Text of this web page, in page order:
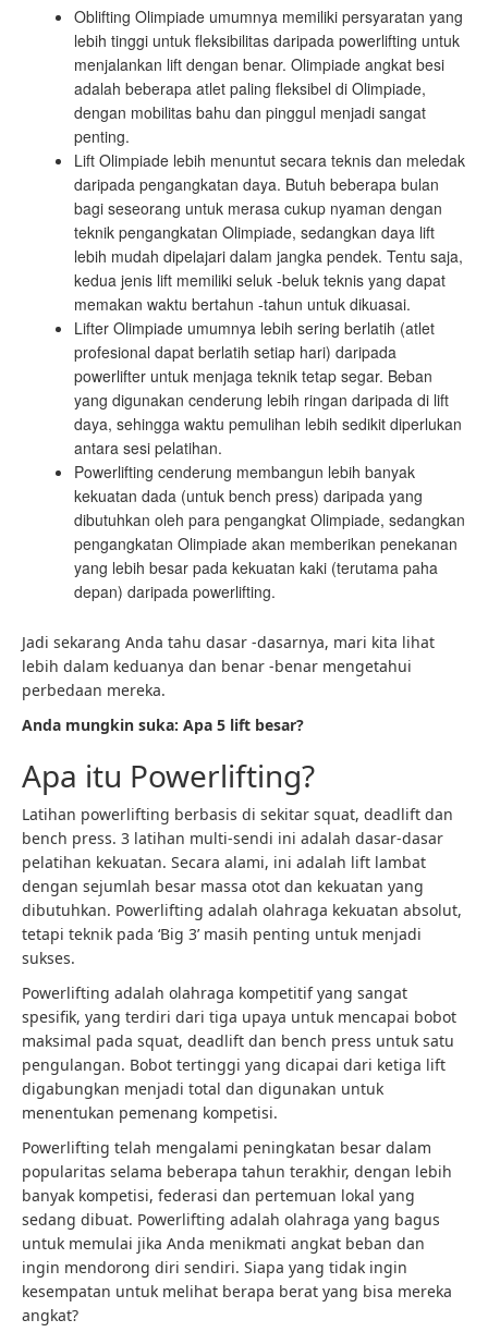
Oblifting Olimpiade umumnya memiliki persyaratan yang
lebih tinggi untuk fleksibilitas daripada powerlifting untuk
menjalankan lift dengan benar. Olimpiade angkat besi
adalah beberapa atlet paling fleksibel di Olimpiade,
dengan mobilitas bahu dan pinggul menjadi sangat
penting.
Lift Olimpiade lebih menuntut secara teknis dan meledak
daripada pengangkatan daya. Butuh beberapa bulan
bagi seseorang untuk merasa cukup nyaman dengan
teknik pengangkatan Olimpiade, sedangkan daya lift
lebih mudah dipelajari dalam jangka pendek. Tentu saja,
kedua jenis lift memiliki seluk -beluk teknis yang dapat
memakan waktu bertahun -tahun untuk dikuasai.
Lifter Olimpiade umumnya lebih sering berlatih (atlet
profesional dapat berlatih setiap hari) daripada
powerlifter untuk menjaga teknik tetap segar. Beban
yang digunakan cenderung lebih ringan daripada di lift
daya, sehingga waktu pemulihan lebih sedikit diperlukan
antara sesi pelatihan.
Powerlifting cenderung membangun lebih banyak
kekuatan dada (untuk bench press) daripada yang
dibutuhkan oleh para pengangkat Olimpiade, sedangkan
pengangkatan Olimpiade akan memberikan penekanan
yang lebih besar pada kekuatan kaki (terutama paha
depan) daripada powerlifting.
Jadi sekarang Anda tahu dasar -dasarnya, mari kita lihat
lebih dalam keduanya dan benar -benar mengetahui
perbedaan mereka.
Anda mungkin suka: Apa 5 lift besar?
Apa itu Powerlifting?
Latihan powerlifting berbasis di sekitar squat, deadlift dan
bench press. 3 latihan multi-sendi ini adalah dasar-dasar
pelatihan kekuatan. Secara alami, ini adalah lift lambat
dengan sejumlah besar massa otot dan kekuatan yang
dibutuhkan. Powerlifting adalah olahraga kekuatan absolut,
tetapi teknik pada ‘Big 3’ masih penting untuk menjadi
sukses.
Powerlifting adalah olahraga kompetitif yang sangat
spesifik, yang terdiri dari tiga upaya untuk mencapai bobot
maksimal pada squat, deadlift dan bench press untuk satu
pengulangan. Bobot tertinggi yang dicapai dari ketiga lift
digabungkan menjadi total dan digunakan untuk
menentukan pemenang kompetisi.
Powerlifting telah mengalami peningkatan besar dalam
popularitas selama beberapa tahun terakhir, dengan lebih
banyak kompetisi, federasi dan pertemuan lokal yang
sedang dibuat. Powerlifting adalah olahraga yang bagus
untuk memulai jika Anda menikmati angkat beban dan
ingin mendorong diri sendiri. Siapa yang tidak ingin
kesempatan untuk melihat berapa berat yang bisa mereka
angkat?